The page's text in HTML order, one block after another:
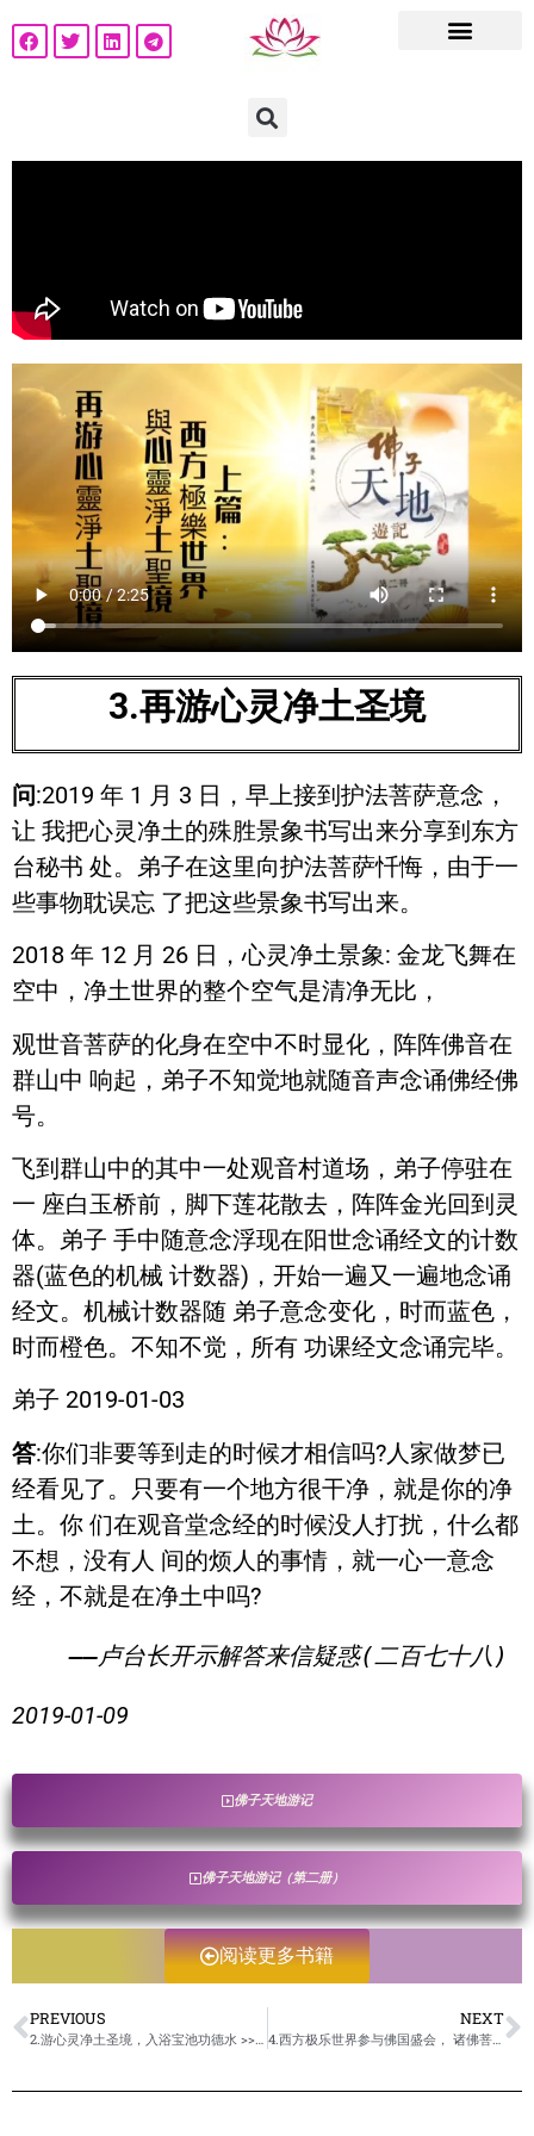
3.再游心灵净土圣境
问:2019 年 1 月 3 日，早上接到护法菩萨意念，
让 我把心灵净土的殊胜景象书写出来分享到东方
台秘书 处。弟子在这里向护法菩萨忏悔，由于一
些事物耽误忘 了把这些景象书写出来。
2018 年 12 月 26 日，心灵净土景象: 金龙飞舞在
空中，净土世界的整个空气是清净无比，
观世音菩萨的化身在空中不时显化，阵阵佛音在
群山中 响起，弟子不知觉地就随音声念诵佛经佛
号。
飞到群山中的其中一处观音村道场，弟子停驻在
一 座白玉桥前，脚下莲花散去，阵阵金光回到灵
体。弟子 手中随意念浮现在阳世念诵经文的计数
器(蓝色的机械 计数器)，开始一遍又一遍地念诵
经文。机械计数器随 弟子意念变化，时而蓝色，
时而橙色。不知不觉，所有 功课经文念诵完毕。
弟子 2019-01-03
答:你们非要等到走的时候才相信吗?人家做梦已
经看见了。只要有一个地方很干净，就是你的净
土。你 们在观音堂念经的时候没人打扰，什么都
不想，没有人 间的烦人的事情，就一心一意念
经，不就是在净土中吗?
2019-01-09
佛子天地游记
佛子天地游记（第二册）
阅读更多书籍
PREVIOUS
2.游心灵净土圣境，入浴宝池功德水 >>佛子天地游记(第二册) >> 上篇 西方极乐世界与心灵净土圣境
NEXT
4.西方极乐世界参与佛国盛会， 诸佛菩萨开示 >>佛子天地游记(第二册) >> 上篇 西方极乐世界与心灵净土圣境